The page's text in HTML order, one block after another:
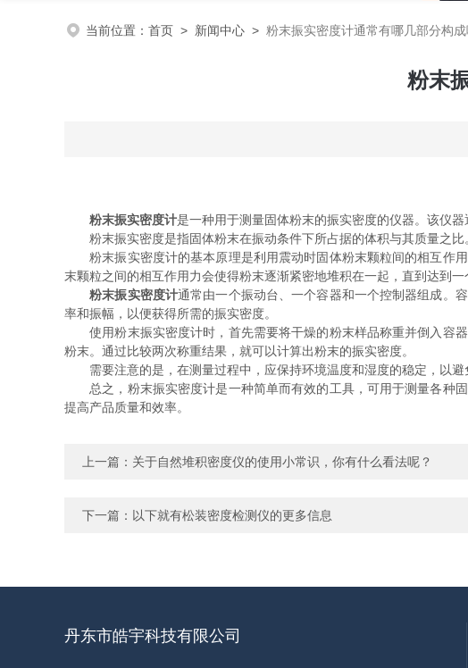
当前位置： 首页 > 新闻中心 > 粉末振实密度计通常有哪几部分构成
粉末
粉末振实密度计是一种用于测量固体粉末的振实密度的仪器。该仪
粉末振实密度是指固体粉末在振动条件下所占据的体积与其质量之比
粉末振实密度计的基本原理是利用震动时固体粉末颗粒间的相互作用
末颗粒之间的相互作用力会使得粉末逐渐紧密地堆积在一起，直到达到一
粉末振实密度计通常由一个振动台、一个容器和一个控制器组成。
率和振幅，以便获得所需的振实密度。
使用粉末振实密度计时，首先需要将干燥的粉末样品称重并倒入容器
粉末。通过比较两次称重结果，就可以计算出粉末的振实密度。
需要注意的是，在测量过程中，应保持环境温度和湿度的稳定，以避
总之，粉末振实密度计是一种简单而有效的工具，可用于测量各种固
提高产品质量和效率。
上一篇： 关于自然堆积密度仪的使用小常识，你有什么看法呢？
下一篇： 以下就有松装密度检测仪的更多信息
丹东市皓宇科技有限公司